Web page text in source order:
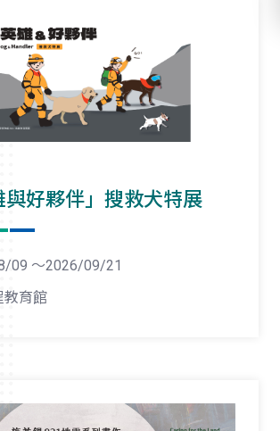
與好夥伴」搜救犬特展
09 ～2026/09/21
教育館